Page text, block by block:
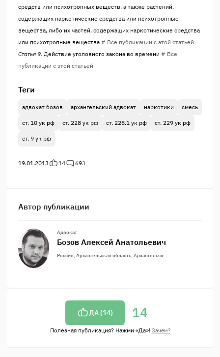
средств или психотропных веществ, а также растений,
содержащих наркотические средства или психотропные
вещества, либо их частей, содержащих наркотические средства
или психотропные вещества # Все публикации с этой статьей
Статья 9. Действие уголовного закона во времени # Все
публикации с этой статьей
Теги
адвокат бозов архангельский адвокат наркотики смесь
ст. 10 ук рф ст. 228 ук рф ст. 228.1 ук рф ст. 229 ук рф
ст. 9 ук рф
19.01.2013 14 693
Автор публикации
Адвокат
Бозов Алексей Анатольевич
Россия, Архангельская область, Архангельск
ДА (14) 14
Полезная публикация? Нажми «Да»! Зачем?